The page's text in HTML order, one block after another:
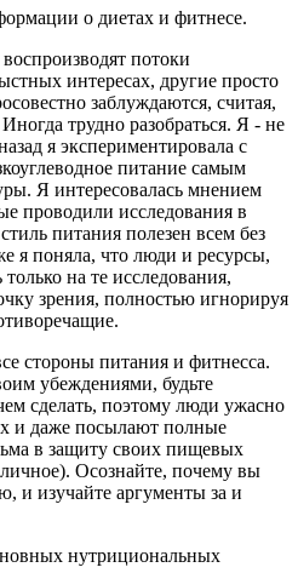
о диетах и фитнесе.
потоки
интересах, другие просто
заблуждаются, считая,
трудно разобраться. Я - не
я экспериментировала с
питание самым
Я интересовалась мнением
проводили исследования в
питания полезен всем без
я поняла, что люди и ресурсы,
на те исследования,
зрения, полностью игнорируя
стороны питания и фитнесса.
убеждениями, будьте
сделать, поэтому люди ужасно
и даже посылают полные
в защиту своих пищевых
Осознайте, почему вы
и изучайте аргументы за и
нутрициональных